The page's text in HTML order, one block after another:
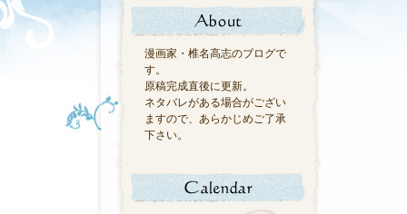
漫画家・椎名高志のブログで
す。
原稿完成直後に更新。
ネタバレがある場合がござい
ますので、あらかじめご了承
下さい。